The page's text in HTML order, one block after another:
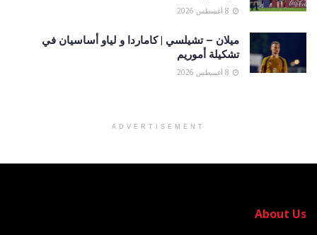
ميلان – تشيلسي | كاماردا و لياو أساسيان في
تشكيلة أموريم
ADVERTISEMENT
About Us